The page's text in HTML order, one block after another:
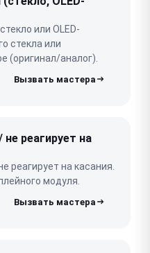
или OLED-
стекла или
(оригинал/аналог).
реагирует на
реагирует на касания.
модуля.